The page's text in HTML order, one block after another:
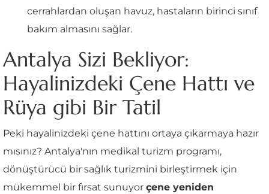
cerrahlardan oluşan havuz, hastaların birinci sınıf
bakım almasını sağlar.
Antalya Sizi Bekliyor:
Hayalinizdeki Çene Hattı ve
Rüya gibi Bir Tatil
Peki hayalinizdeki çene hattını ortaya çıkarmaya hazır
mısınız? Antalya'nın medikal turizm programı,
dönüştürücü bir sağlık turizmini birleştirmek için
mükemmel bir fırsat sunuyor çene yeniden